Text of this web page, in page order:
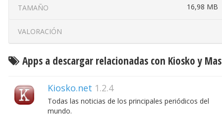
TAMAÑO 16,98 MB
VALORACIÓN
Apps a descargar relacionadas con Kiosko y Mas
Kiosko.net 1.2.4
Todas las noticias de los principales periódicos del
mundo.